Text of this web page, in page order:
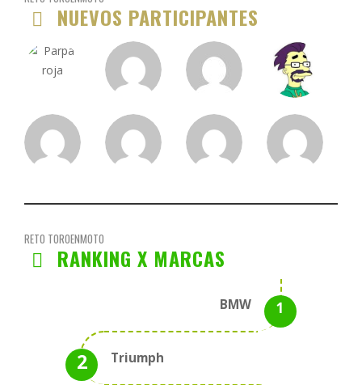
NUEVOS PARTICIPANTES
RETO TOROENMOTO
RANKING X MARCAS
BMW
Triumph